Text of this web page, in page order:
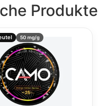
Produkte
50 mg/g